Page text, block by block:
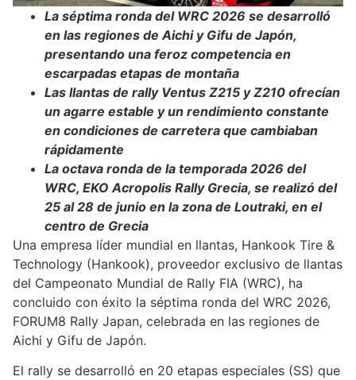
La séptima ronda del WRC 2026 se desarrolló
en las regiones de Aichi y Gifu de Japón,
presentando una feroz competencia en
escarpadas etapas de montaña
Las llantas de rally Ventus Z215 y Z210 ofrecían
un agarre estable y un rendimiento constante
en condiciones de carretera que cambiaban
rápidamente
La octava ronda de la temporada 2026 del
WRC, EKO Acropolis Rally Grecia, se realizó del
25 al 28 de junio en la zona de Loutraki, en el
centro de Grecia
Una empresa líder mundial en llantas, Hankook Tire &
Technology (Hankook), proveedor exclusivo de llantas
del Campeonato Mundial de Rally FIA (WRC), ha
concluido con éxito la séptima ronda del WRC 2026,
FORUM8 Rally Japan, celebrada en las regiones de
Aichi y Gifu de Japón.
El rally se desarrolló en 20 etapas especiales (SS) que